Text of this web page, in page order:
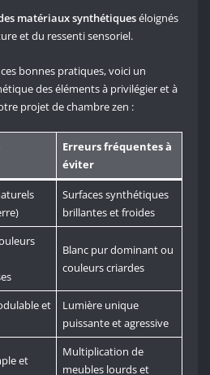
matériaux synthétiqueséloignés
et du ressenti sensoriel.
bonnes pratiques, voici un
des éléments à privilégier et à
projet de chambre zen :
Erreurs fréquentes à
éviter
Surfaces synthétiques
brillantes et froides
Blanc pur dominant ou
couleurs criardes
et
Lumière unique
puissante et agressive
et
Multiplication de
meubles lourds et